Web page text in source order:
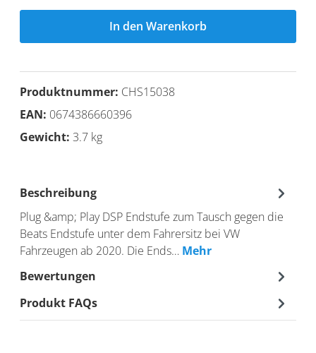
In den Warenkorb
Produktnummer: CHS15038
EAN: 0674386660396
Gewicht: 3.7 kg
Beschreibung
Plug &amp; Play DSP Endstufe zum Tausch gegen die
Beats Endstufe unter dem Fahrersitz bei VW
Fahrzeugen ab 2020. Die Ends… Mehr
Bewertungen
Produkt FAQs